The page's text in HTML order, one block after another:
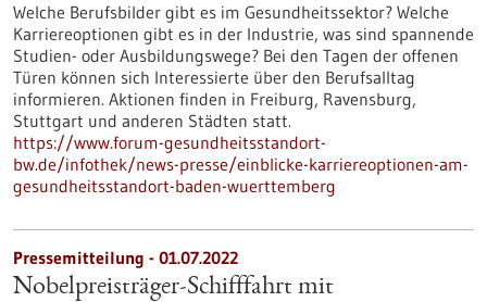
Welche Berufsbilder gibt es im Gesundheitssektor? Welche
Karriereoptionen gibt es in der Industrie, was sind spannende
Studien- oder Ausbildungswege? Bei den Tagen der offenen
Türen können sich Interessierte über den Berufsalltag
informieren. Aktionen finden in Freiburg, Ravensburg,
Stuttgart und anderen Städten statt.
https://www.forum-gesundheitsstandort-
bw.de/infothek/news-presse/einblicke-karriereoptionen-am-
gesundheitsstandort-baden-wuerttemberg
Pressemitteilung - 01.07.2022
Nobelpreisträger-Schifffahrt mit